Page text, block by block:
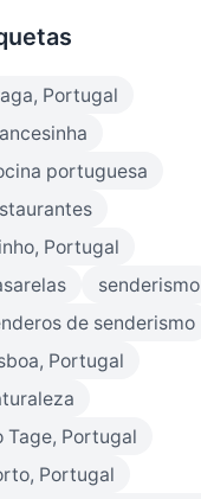
Portugal
portuguesa
Portugal
senderismo
de senderismo
Portugal
Tage, Portugal
Portugal